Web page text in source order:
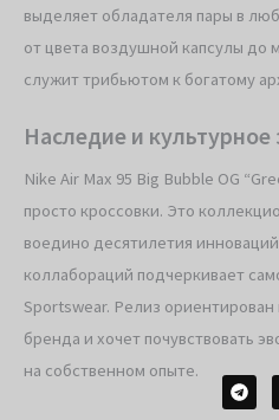
выделяет обладателя пары в
от цвета воздушной капсулы
служит трибьютом к богатому
Наследие и культурное
Nike Air Max 95 Big Bubble OG
просто кроссовки. Это
воедино десятилетия
коллабораций подчеркивает
Sportswear. Релиз
бренда и хочет почувствовать
на собственном опыте.